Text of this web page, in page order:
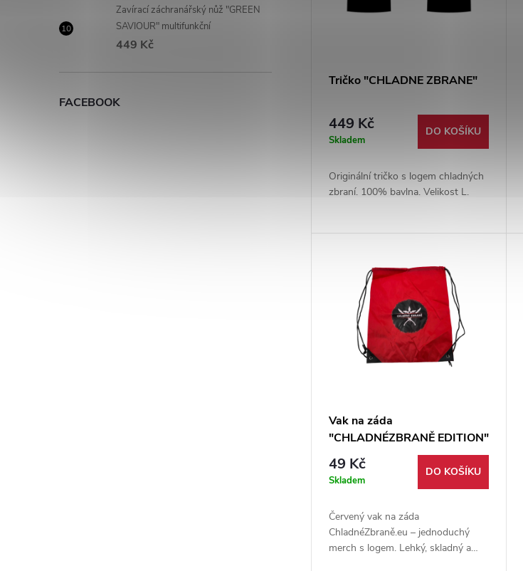
Zavírací záchranářský nůž "GREEN
SAVIOUR" multifunkční
449 Kč
FACEBOOK
Tričko "CHLADNE ZBRANE"
449 Kč
Skladem
DO KOŠÍKU
Originální tričko s logem chladných
zbraní. 100% bavlna. Velikost L.
Vak na záda
"CHLADNÉZBRANĚ EDITION"
49 Kč
Skladem
DO KOŠÍKU
Červený vak na záda
ChladnéZbraně.eu – jednoduchý
merch s logem. Lehký, skladný a